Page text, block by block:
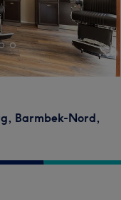
Barmbek-Nord,